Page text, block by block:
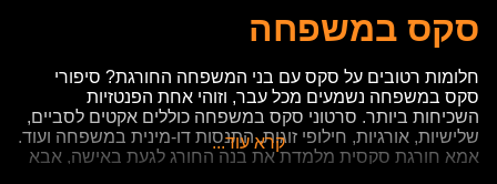
סקס במשפחה
חלומות רטובים על סקס עם בני המשפחה החורגת? סיפורי
סקס במשפחה נשמעים מכל עבר, וזוהי אחת הפנטזיות
השכיחות ביותר. סרטוני סקס במשפחה כוללים אקטים לסביים,
שלישיות, אורגיות, חילופי זוגות, התנסות דו-מינית במשפחה ועוד.
אמא חורגת סקסית מלמדת את בנה החורג לגעת באישה, אבא
קרא עוד...